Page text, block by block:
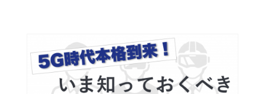
ブランドセーフティ
プログラミング教育
ヘッダービディング
リテールメディア
動画リワード
動画広告
動画広告配信